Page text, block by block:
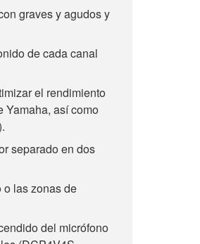
graves y agudos y
de cada canal
el rendimiento
Yamaha, así como
separado en dos
las zonas de
del micrófono